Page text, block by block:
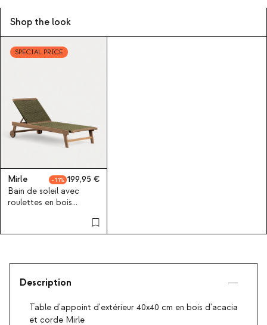
Shop the look
SPECIAL PRICE
Mirle 11
199,95
Bain de soleil avec
roulettes en bois
Description
Table d'appoint d'extérieur 40x40 cm en bois d'acacia
et corde Mirle